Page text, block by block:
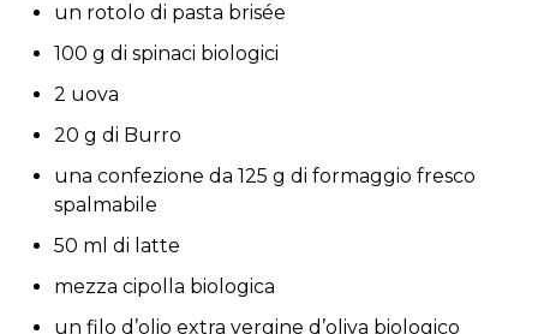
un rotolo di pasta brisée
100 g di spinaci biologici
2 uova
20 g di Burro
una confezione da 125 g di formaggio fresco
spalmabile
50 ml di latte
mezza cipolla biologica
un filo d’olio extra vergine d’oliva biologico